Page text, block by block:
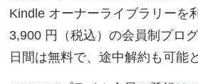
Kindle オーナーライブラリーを
3,900 円（税込）の会員制プロ
日間は無料で、途中解約も可能